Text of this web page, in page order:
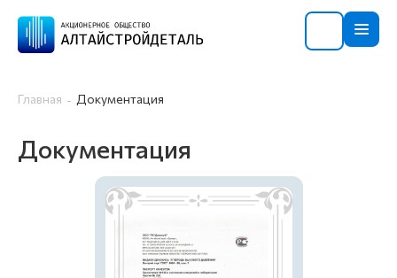
Главная Документация
Документация